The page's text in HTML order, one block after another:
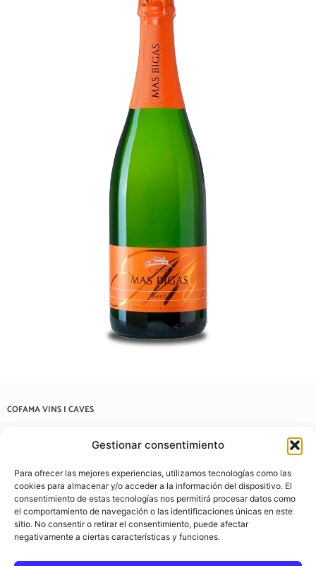
Gestionar consentimiento
Para ofrecer las mejores experiencias, utilizamos tecnologías como las
cookies para almacenar y/o acceder a la información del dispositivo. El
consentimiento de estas tecnologías nos permitirá procesar datos como
el comportamiento de navegación o las identificaciones únicas en este
sitio. No consentir o retirar el consentimiento, puede afectar
negativamente a ciertas características y funciones.
COFAMA VINS I CAVES
info@cofamavins.com